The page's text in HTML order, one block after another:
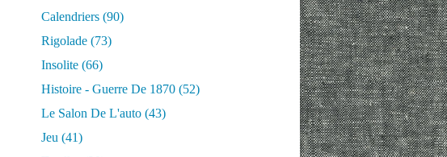
Calendriers (90)
Rigolade (73)
Insolite (66)
Histoire - Guerre De 1870 (52)
Le Salon De L'auto (43)
Jeu (41)